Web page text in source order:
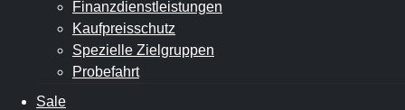
Finanzdienstleistungen
Kaufpreisschutz
Spezielle Zielgruppen
Probefahrt
Sale